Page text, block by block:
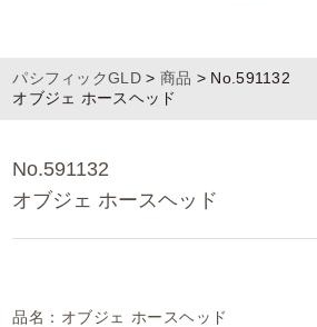
パシフィックGLD> 商品 > No.591132
オブジェ ホースヘッド
No.591132
オブジェ ホースヘッド
品名：オブジェ ホースヘッド